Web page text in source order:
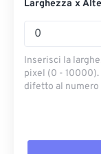
Larghezza x
Inserisci la
pixel (0 -
difetto al